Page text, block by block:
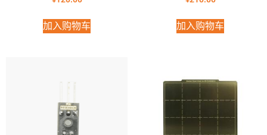
加入购物车 加入购物车